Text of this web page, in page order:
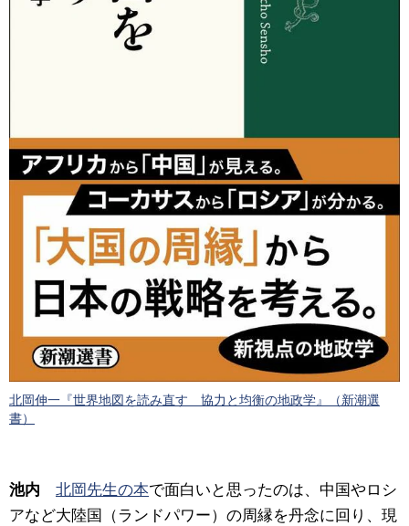
北岡伸一『世界地図を読み直す 協力と均衡の地政学』（新潮選
書）
池内 北岡先生の本で面白いと思ったのは、中国やロシ
アなど大陸国（ランドパワー）の周縁を丹念に回り、現